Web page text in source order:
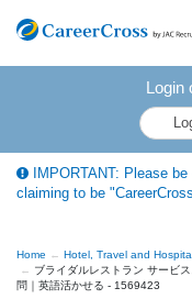
Login
IMPORTANT: Please
claiming to be
Home Hotel, Travel and
ブライダルレストラン サービ
問｜英語活かせる - 1569423